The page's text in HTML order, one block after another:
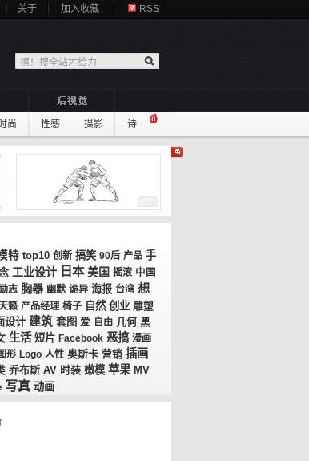
关于 加入收藏 RSS
尚 性感 摄影 诗
特 top10 创新 搞笑 90后 产品 手
工业设计 日本 美国 摇滚 中国
志 胸器 幽默 诡异 海报 台湾 想
籁 产品经理 椅子 自然 创业 雕塑
设计 建筑 套图 爱 自由 几何 黑
生活 短片 Facebook 恶搞 漫画
形 Logo 人性 奥斯卡 营销 插画
乔布斯 AV 时装 嫩模 苹果 MV
写真 动画